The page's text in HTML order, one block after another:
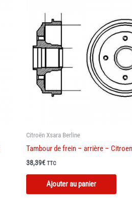
être
sur
la
page
du
Citroën Xsara Berline
Tambour de frein – arrière –
38,39€ TTC
Ajouter au panier